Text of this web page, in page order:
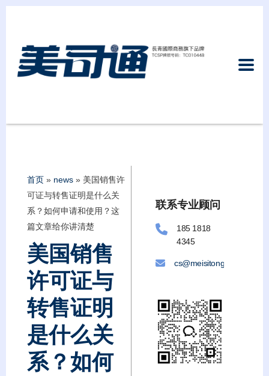
首页 » news » 美国销售许
可证与转售证明是什么关
系？如何申请和使用？这
篇文章给你讲清楚
美国销售
许可证与
转售证明
是什么关
系？如何
联系专业顾问
185 1818
4345
cs@meisitongllc.com